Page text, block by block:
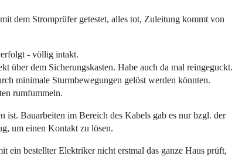
dem Stromprüfer getestet, alles tot, Zuleitung kommt von
- völlig intakt.
über dem Sicherungskasten. Habe auch da mal reingeguckt.
minimale Sturmbewegungen gelöst werden könnten.
rumfummeln.
Bauarbeiten im Bereich des Kabels gab es nur bzgl. der
um einen Kontakt zu lösen.
ein bestellter Elektriker nicht erstmal das ganze Haus prüft,